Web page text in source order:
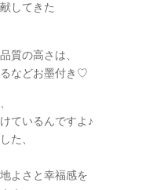
してきた
質の高さは、
などお墨付き♡
ているんですよ♪
た、
よさと幸福感を